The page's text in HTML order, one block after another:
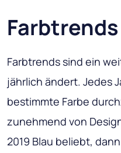
Farbtrends
Farbtrends sind ein
jährlich ändert. Jedes
bestimmte Farbe
zunehmend von
2019 Blau beliebt,